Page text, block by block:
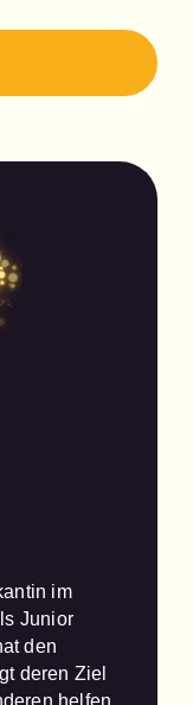
im
Junior
den
deren Ziel
helfen.